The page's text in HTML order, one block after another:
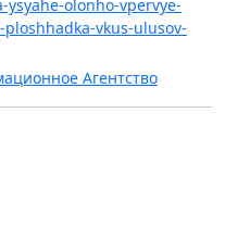
olonho-vpervye-
vkus-ulusov-
Агентство